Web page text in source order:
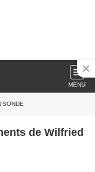
MENU
de Wilfried